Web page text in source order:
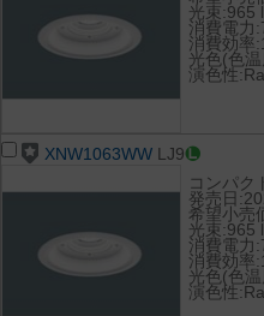
光束:965
消費電力
消費効率
光色(色温
演色性
XNW1063WW LJ9
コンパク
発売日
希望小売
光束:965
消費電力
消費効率
光色(色温
演色性